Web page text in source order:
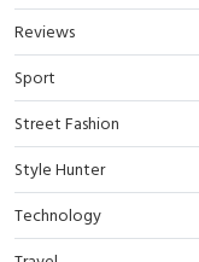
Reviews
Sport
Street Fashion
Style Hunter
Technology